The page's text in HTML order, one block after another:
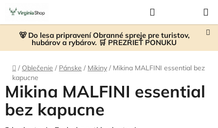
Prejsť
obsah
🐻 Do lesa pripravení Obranné spreje pre turistov,
hubárov a rybárov. 🛒 PREZRIEŤ PONUKU
KOŠÍK
Domov
/ Oblečenie / Pánske / Mikiny / Mikina MALFINI essential bez
kapucne
Mikina MALFINI essential
bez kapucne